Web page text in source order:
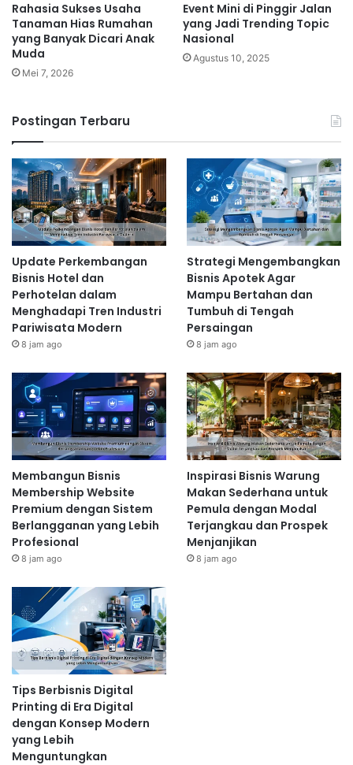
Rahasia Sukses Usaha
Tanaman Hias Rumahan
yang Banyak Dicari Anak
Muda
Mei 7, 2026
Event Mini di Pinggir Jalan
yang Jadi Trending Topic
Nasional
Agustus 10, 2025
Postingan Terbaru
Update Perkembangan
Bisnis Hotel dan
Perhotelan dalam
Menghadapi Tren Industri
Pariwisata Modern
8 jam ago
Strategi Mengembangkan
Bisnis Apotek Agar
Mampu Bertahan dan
Tumbuh di Tengah
Persaingan
8 jam ago
Membangun Bisnis
Membership Website
Premium dengan Sistem
Berlangganan yang Lebih
Profesional
8 jam ago
Inspirasi Bisnis Warung
Makan Sederhana untuk
Pemula dengan Modal
Terjangkau dan Prospek
Menjanjikan
8 jam ago
Tips Berbisnis Digital
Printing di Era Digital
dengan Konsep Modern
yang Lebih
Menguntungkan